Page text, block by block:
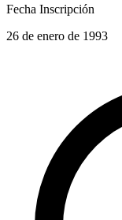
Fecha Inscripción
26 de enero de 1993